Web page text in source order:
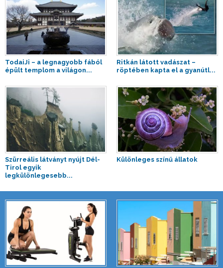
TodaiJi – a legnagyobb fából
épült templom a világon...
Ritkán látott vadászat –
röptében kapta el a gyanútl...
Szürreális látványt nyújt Dél-
Tirol egyik
legkülönlegesebb...
Különleges színű állatok